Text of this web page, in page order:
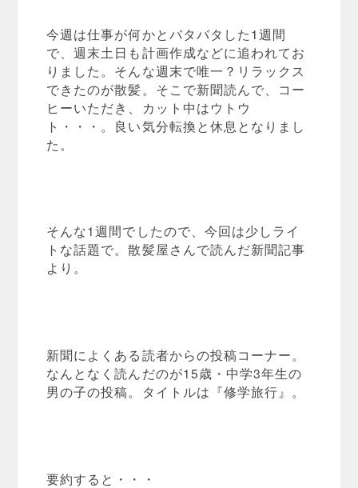
今週は仕事が何かとバタバタした1週間
で、週末土日も計画作成などに追われてお
りました。そんな週末で唯一？リラックス
できたのが散髪。そこで新聞読んで、コー
ヒーいただき、カット中はウトウ
ト・・・。良い気分転換と休息となりまし
た。
そんな1週間でしたので、今回は少しライ
トな話題で。散髪屋さんで読んだ新聞記事
より。
新聞によくある読者からの投稿コーナー。
なんとなく読んだのが15歳・中学3年生の
男の子の投稿。タイトルは『修学旅行』。
要約すると・・・